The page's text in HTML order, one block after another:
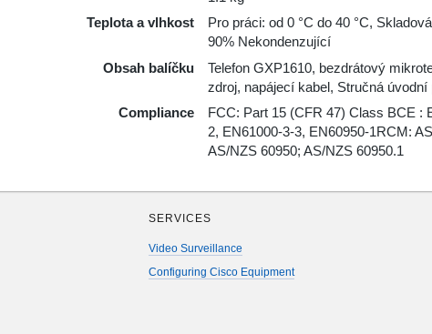
Teplota a vlhkost
Pro práci: od 0 °C do 40 °C,
90% Nekondenzující
Obsah balíčku
Telefon GXP1610, bezdrátový
zdroj, napájecí kabel, Stručná
Compliance
FCC: Part 15 (CFR 47) Class BCE :
2, EN61000-3-3, EN60950-1RCM:
AS/NZS 60950; AS/NZS 60950.1
SERVICES
Video Surveillance
Configuring Cisco Equipment